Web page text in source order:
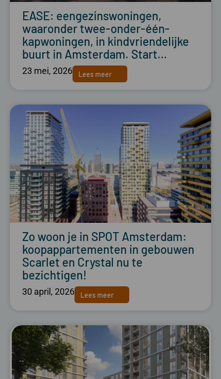
EASE: eengezinswoningen,
waaronder twee-onder-één-
kapwoningen, in kindvriendelijke
buurt in Amsterdam. Start…
23 mei, 2026 Lees meer
Zo woon je in SPOT Amsterdam:
koopappartementen in gebouwen
Scarlet en Crystal nu te
bezichtigen!
30 april, 2026 Lees meer